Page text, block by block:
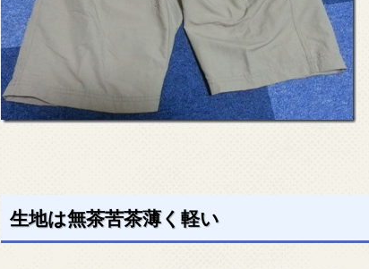
生地は無茶苦茶薄く軽い